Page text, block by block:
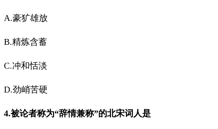
A.豪犷雄放
B.精炼含蓄
C.冲和恬淡
D.劲峭苦硬
4.被论者称为“辞情兼称”的北宋词人是